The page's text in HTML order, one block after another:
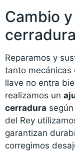
Cambio
Reparamos y
tanto mecánicas
llave no entra
realizamos un
cerradura
del Rey
garantizan
corregimos